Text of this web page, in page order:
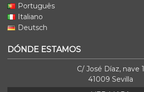
Português
Italiano
Deutsch
DÓNDE ESTAMOS
C/ José Díaz, nave 1
41009 Sevilla